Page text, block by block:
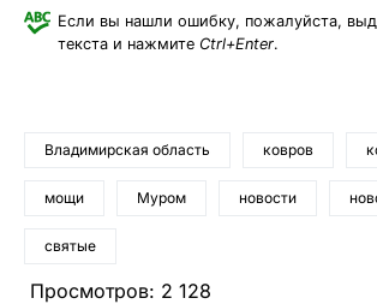
Если вы нашли ошибку, пожалуйста,
текста и нажмите Ctrl+Enter.
Владимирская область ковров
мощи Муром новости
святые
Просмотров: 2 128